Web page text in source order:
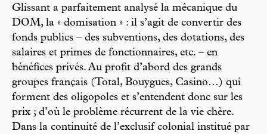
Glissant a parfaitement analysé la mécanique du
DOM, la « domisation » : il s’agit de convertir des
fonds publics – des subventions, des dotations, des
salaires et primes de fonctionnaires, etc. – en
bénéfices privés. Au profit d’abord des grands
groupes français (Total, Bouygues, Casino…) qui
forment des oligopoles et s’entendent donc sur les
prix ; d’où le problème récurrent de la vie chère.
Dans la continuité de l’exclusif colonial institué par